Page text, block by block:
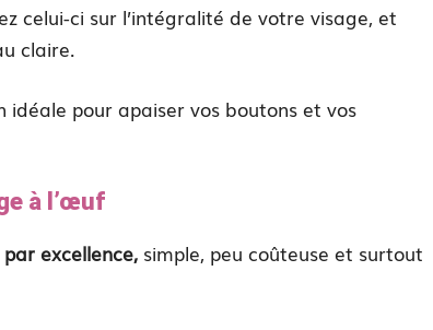
celui-ci sur l’intégralité de votre visage, et
claire.
idéale pour apaiser vos boutons et vos
à l’œuf
excellence, simple, peu coûteuse et surtout